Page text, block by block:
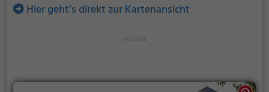
Hier geht’s direkt zur Kartenansicht